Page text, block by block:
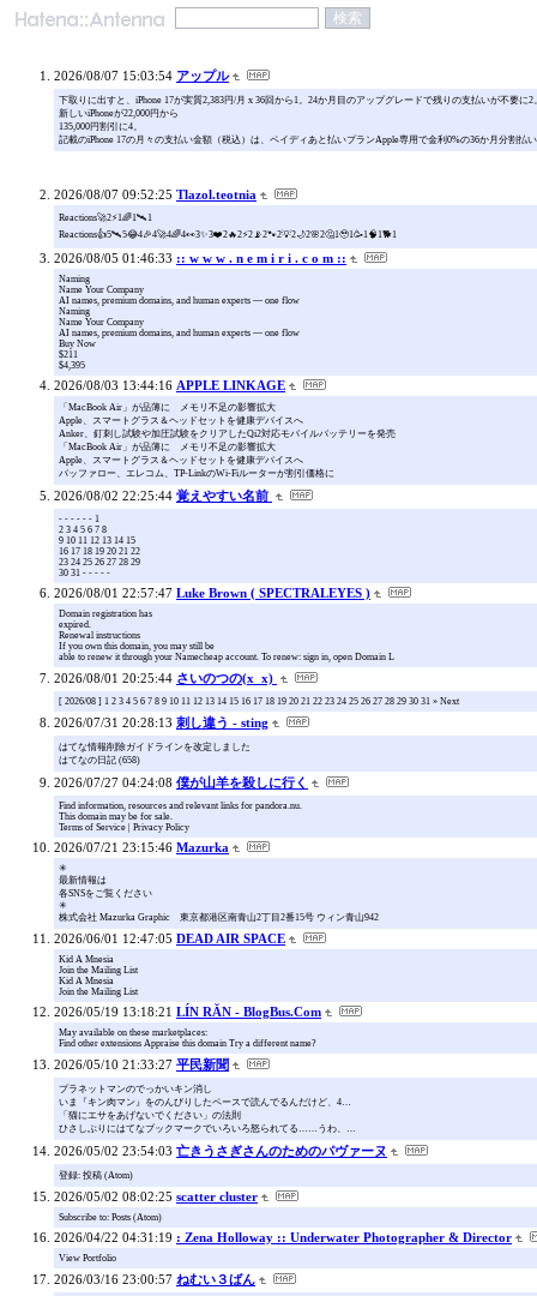
2026/08/07 15:03:54 アップル
下取りに出すと、iPhone 17が実質2,383円/月 x 36回から1。24か月目のアップグレードで残りの支払いが不要に2。
新しいiPhoneが22,000円から
135,000円割引に 4。
記載のiPhone 17の月々の支払い金額（税込）は、ペイディあと払いプランApple専用で金利0%の36か月分割払
2026/08/07 09:52:25 Tlazol.teotnia
Reactions🚀2⚡1🌈1🛰️1
Reactions👍5🛰️5😂4🎉4🚀4🌈4👀3✨3❤️2🔥2⚡2📡2🐾2💡2🌙2🌸2🤔1🥹1🥳1🧠1🐕1
2026/08/05 01:46:33 :: w w w . n e m i r i . c o m ::
Naming
Name Your Company
AI names, premium domains, and human experts — one flow
Naming
Name Your Company
AI names, premium domains, and human experts — one flow
Buy Now
$211
$4,395
2026/08/03 13:44:16 APPLE LINKAGE
「MacBook Air」が品薄に メモリ不足の影響拡大
Apple、スマートグラス＆ヘッドセットを健康デバイスへ
Anker、釘刺し試験や加圧試験をクリアしたQi2対応モバイルバッテリーを発売
「MacBook Air」が品薄に メモリ不足の影響拡大
Apple、スマートグラス＆ヘッドセットを健康デバイスへ
バッファロー、エレコム、TP-LinkのWi-Fiルーターが割引価格に
2026/08/02 22:25:44 覚えやすい名前
- - - - - - 1
2 3 4 5 6 7 8
9 10 11 12 13 14 15
16 17 18 19 20 21 22
23 24 25 26 27 28 29
30 31 - - - - -
2026/08/01 22:57:47 Luke Brown ( SPECTRALEYES )
Domain registration has
expired.
Renewal instructions
If you own this domain, you may still be
able to renew it through your Namecheap account. To renew: sign in, open Domain L
2026/08/01 20:25:44 さいのつの(x_x)
[ 2026/08 ] 1 2 3 4 5 6 7 8 9 10 11 12 13 14 15 16 17 18 19 20 21 22 23 24 25 26 27 28 29 30 31 » Next
2026/07/31 20:28:13 刺し違う - sting
はてな情報削除ガイドラインを改定しました
はてなの日記 (658)
2026/07/27 04:24:08 僕が山羊を殺しに行く
Find information, resources and relevant links for pandora.nu.
This domain may be for sale.
Terms of Service | Privacy Policy
2026/07/21 23:15:46 Mazurka
✳︎
最新情報は
各SNSをご覧ください
✳︎
株式会社 Mazurka Graphic 東京都港区南青山2丁目2番15号 ウィン青山942
2026/06/01 12:47:05 DEAD AIR SPACE
Kid A Mnesia
Join the Mailing List
Kid A Mnesia
Join the Mailing List
2026/05/19 13:18:21 LÍN RĂN - BlogBus.Com
May available on these marketplaces:
Find other extensions Appraise this domain Try a different name?
2026/05/10 21:33:27 平民新聞
プラネットマンのでっかいキン消し
いま『キン肉マン』をのんびりしたペースで読んでるんだけど、4…
「猫にエサをあげないでください」の法則
ひさしぶりにはてなブックマークでいろいろ怒られてる……うわ、…
2026/05/02 23:54:03 亡きうさぎさんのためのパヴァーヌ
登録: 投稿 (Atom)
2026/05/02 08:02:25 scatter cluster
Subscribe to: Posts (Atom)
2026/04/22 04:31:19 : Zena Holloway :: Underwater Photographer & Director
View Portfolio
2026/03/16 23:00:57 ねむい３ばん